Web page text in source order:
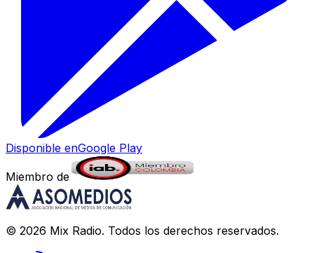
Disponible enGoogle Play
Miembro de
© 2026 Mix Radio. Todos los derechos reservados.